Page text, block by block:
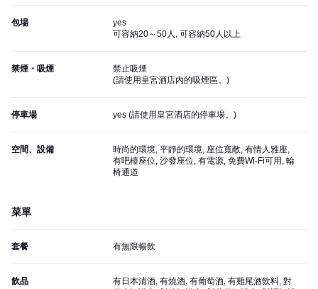
包場
yes
可容納20～50人, 可容納50人以上
禁煙・吸煙
禁止吸煙
(請使用皇宮酒店內的吸煙區。 )
停車場 yes (請使用皇宮酒店的停車場。 )
空間、設備
時尚的環境, 平靜的環境, 座位寬敞, 有情人雅座,
有吧檯座位, 沙發座位, 有電源, 免費Wi-Fi可用, 輪
椅通道
菜單
套餐 有無限暢飲
飲品
有日本清酒, 有燒酒, 有葡萄酒, 有雞尾酒飲料, 對